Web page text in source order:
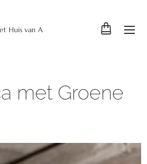
Huis van A
met Groene